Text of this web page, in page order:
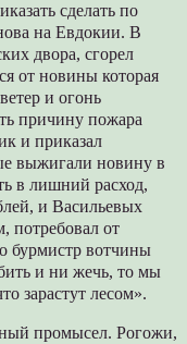
сделать по
на Евдокии. В
двора, сгорел
от новины которая
и огонь
причину пожара
и приказал
выжигали новину в
в лишний расход,
и Васильевых
потребовал от
бурмистр вотчины
и ни жечь, то мы
зарастут лесом».
промысел. Рогожи,